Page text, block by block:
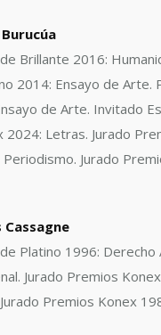
Brillante 2016:
2014: Ensayo de Arte.
de Arte. Invitado
2024: Letras. Jurado
Periodismo. Jurado
Cassagne
Platino 1996: Derecho
Jurado Premios
Premios Konex